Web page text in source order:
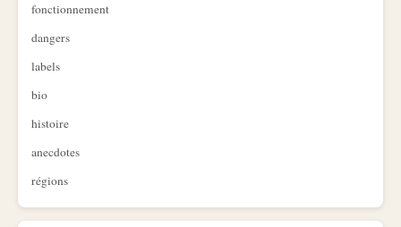
fonctionnement
dangers
labels
bio
histoire
anecdotes
régions